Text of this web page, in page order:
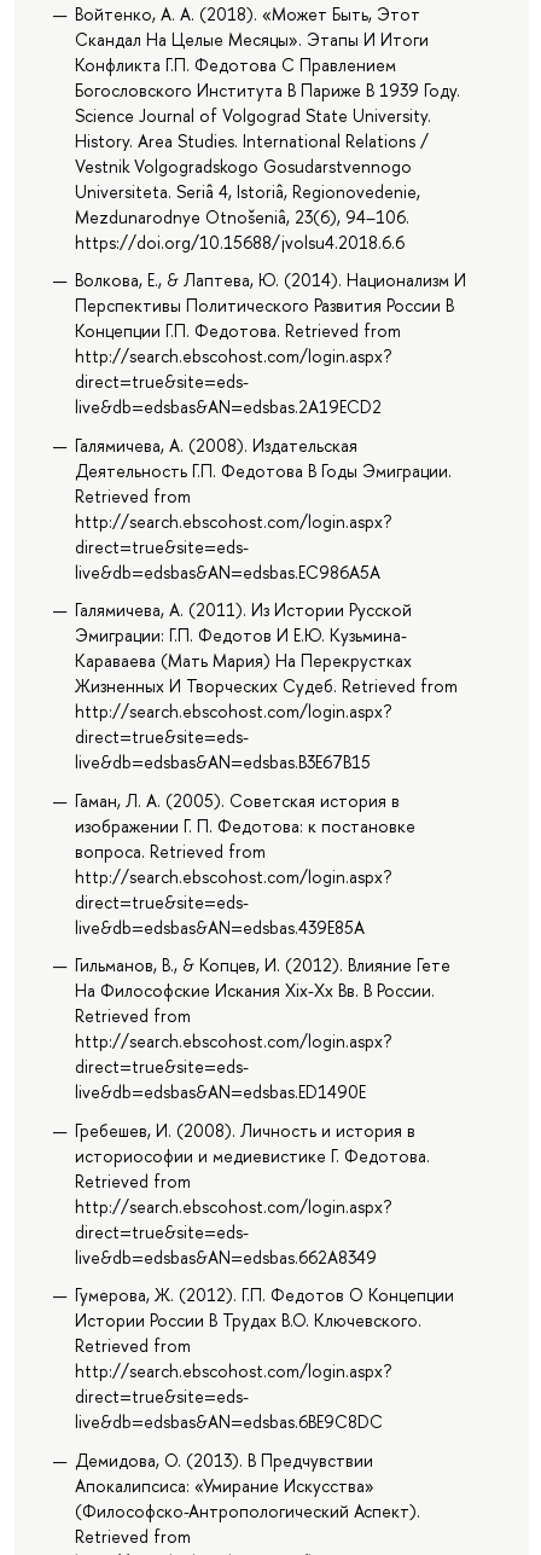
Войтенко, А. А. (2018). «Может Быть, Этот
Скандал На Целые Месяцы». Этапы И Итоги
Конфликта Г.П. Федотова С Правлением
Богословского Института В Париже В 1939 Году.
Science Journal of Volgograd State University.
History. Area Studies. International Relations /
Vestnik Volgogradskogo Gosudarstvennogo
Universiteta. Seriâ 4, Istoriâ, Regionovedenie,
Mezdunarodnye Otnošeniâ, 23(6), 94–106.
https://doi.org/10.15688/jvolsu4.2018.6.6
Волкова, Е., & Лаптева, Ю. (2014). Национализм И
Перспективы Политического Развития России В
Концепции Г.П. Федотова. Retrieved from
http://search.ebscohost.com/login.aspx?
direct=true&site=eds-
live&db=edsbas&AN=edsbas.2A19ECD2
Галямичева, А. (2008). Издательская
Деятельность Г.П. Федотова В Годы Эмиграции.
Retrieved from
http://search.ebscohost.com/login.aspx?
direct=true&site=eds-
live&db=edsbas&AN=edsbas.EC986A5A
Галямичева, А. (2011). Из Истории Русской
Эмиграции: Г.П. Федотов И Е.Ю. Кузьмина-
Караваева (Мать Мария) На Перекрустках
Жизненных И Творческих Судеб. Retrieved from
http://search.ebscohost.com/login.aspx?
direct=true&site=eds-
live&db=edsbas&AN=edsbas.B3E67B15
Гаман, Л. А. (2005). Советская история в
изображении Г. П. Федотова: к постановке
вопроса. Retrieved from
http://search.ebscohost.com/login.aspx?
direct=true&site=eds-
live&db=edsbas&AN=edsbas.439E85A
Гильманов, В., & Копцев, И. (2012). Влияние Гете
На Философские Искания Xix-Xx Вв. В России.
Retrieved from
http://search.ebscohost.com/login.aspx?
direct=true&site=eds-
live&db=edsbas&AN=edsbas.ED1490E
Гребешев, И. (2008). Личность и история в
историософии и медиевистике Г. Федотова.
Retrieved from
http://search.ebscohost.com/login.aspx?
direct=true&site=eds-
live&db=edsbas&AN=edsbas.662A8349
Гумерова, Ж. (2012). Г.П. Федотов О Концепции
Истории России В Трудах В.О. Ключевского.
Retrieved from
http://search.ebscohost.com/login.aspx?
direct=true&site=eds-
live&db=edsbas&AN=edsbas.6BE9C8DC
Демидова, О. (2013). В Предчувствии
Апокалипсиса: «Умирание Искусства»
(Философско-Антропологический Аспект).
Retrieved from